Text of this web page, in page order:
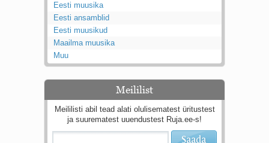
Eesti muusika
Eesti ansamblid
Eesti muusikud
Maailma muusika
Muu
Meililist
Meililisti abil tead alati olulisematest üritustest
ja suurematest uuendustest Ruja.ee-s!